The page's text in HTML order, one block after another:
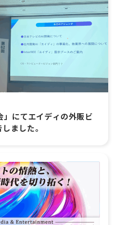
」にてエイディの外販ビ
ました。